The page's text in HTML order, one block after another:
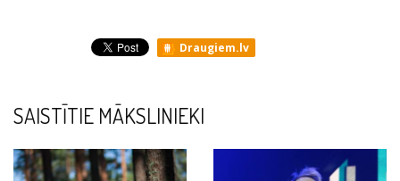
Draugiem.lv
SAISTĪTIE MĀKSLINIEKI